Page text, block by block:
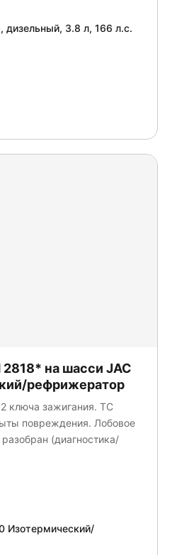
дефектная
СТО.
3.8 л, 166 л.с.
на шасси JAC
рефрижератор
ключа зажигания. ТС
повреждения. Лобовое
(диагностика/
Изотермический/